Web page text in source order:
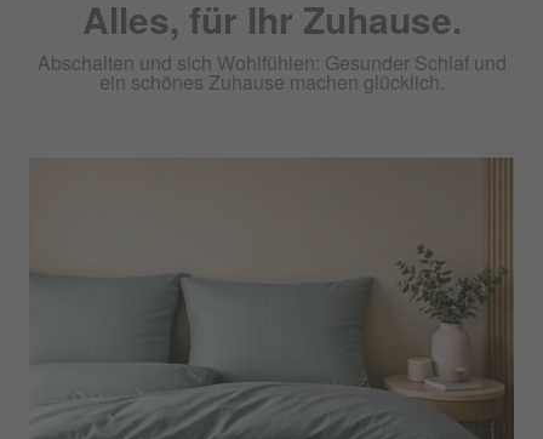
Abschalten und sich Wohlfühlen: Gesunder Schlaf und
ein schönes Zuhause machen glücklich.
Alles, für Ihr Zuhause.